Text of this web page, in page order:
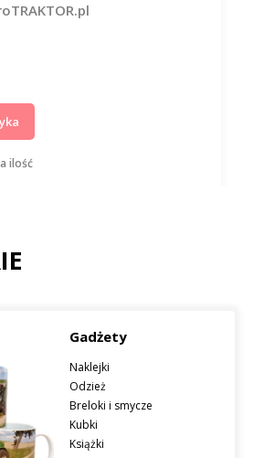
ilość
Gadżety
Naklejki
Odzież
Breloki i smycze
Kubki
Książki